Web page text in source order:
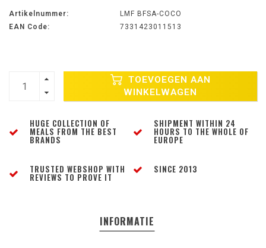
Artikelnummer:
LMF BFSA-COCO
EAN Code:
7331423011513
TOEVOEGEN AAN
WINKELWAGEN
HUGE COLLECTION OF
MEALS FROM THE BEST
BRANDS
SHIPMENT WITHIN 24
HOURS TO THE WHOLE OF
EUROPE
TRUSTED WEBSHOP WITH
REVIEWS TO PROVE IT
SINCE 2013
INFORMATIE